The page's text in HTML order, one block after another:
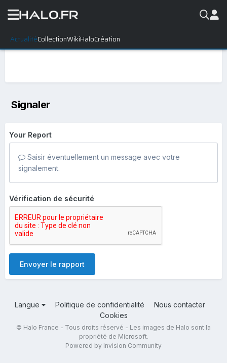
ActualitéCollectionWikiHaloCréation
Signaler
Your Report
Saisir éventuellement un message avec votre
signalement.
Vérification de sécurité
Envoyer le rapport
Langue Politique de confidentialité
Nous contacter
Cookies
© Halo France - Tous droits réservé - Les images de Halo sont la
propriété de Microsoft.
Powered by Invision Community